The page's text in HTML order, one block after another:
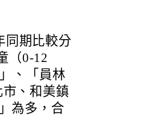
同期比較分
（0-12
、「員林
、和美鎮
為多，合